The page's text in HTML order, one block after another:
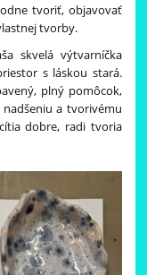
tvoriť, objavovať
tvorby.
skvelá výtvarníčka
s láskou stará.
plný pomôcok,
nadšeniu a tvorivému
dobre, radi tvoria